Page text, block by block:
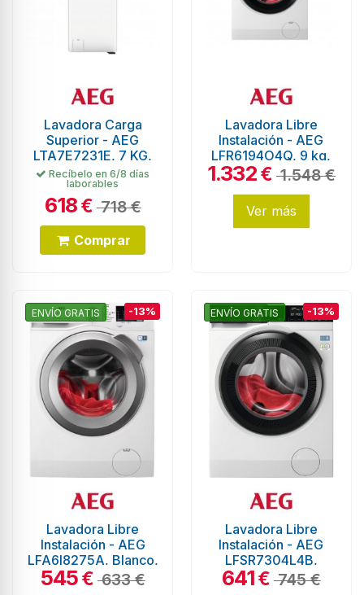
Lavadora Carga
Superior - AEG
LTA7E7231E, 7 KG,
1200 RPM, Blanco
Recíbelo en 6/8 días
laborables
618€ 718 €
Comprar
Lavadora Libre
Instalación - AEG
LFR6194O4Q, 9 kg,
1400 RPM,
Conectividad,...
1.332€ 1.548 €
Ver más
ENVÍO GRATIS -13%
Lavadora Libre
Instalación - AEG
LFA6I8275A, Blanco,
8 kg, Eficiencia A,
545€ 633 €
ENVÍO GRATIS -13%
Lavadora Libre
Instalación - AEG
LFSR7304L4B,
Blanco, 11 Kg, 1400
641€ 745 €